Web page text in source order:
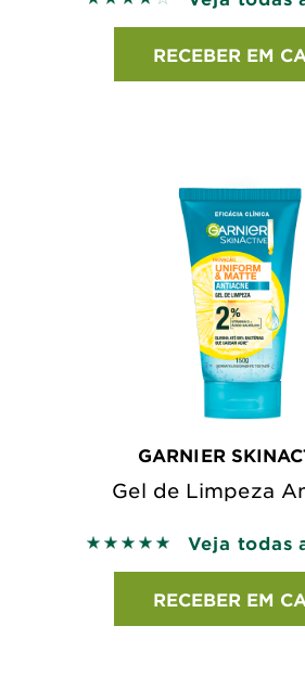
RECEBER EM
GARNIER
Gel de Limpeza
5 out of 5 stars based on
Veja todas
RECEBER EM